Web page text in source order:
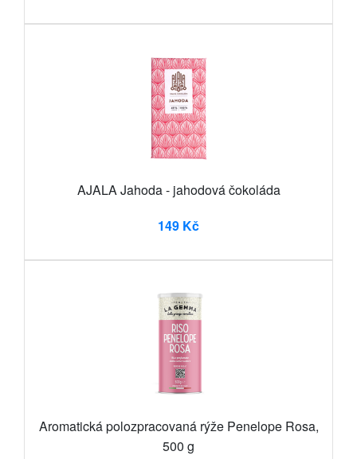
AJALA Jahoda - jahodová čokoláda
149 Kč
Aromatická polozpracovaná rýže Penelope Rosa,
500 g